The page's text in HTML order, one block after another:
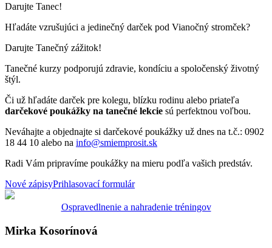
Darujte Tanec!
Hľadáte vzrušujúci a jedinečný darček pod Vianočný stromček?
Darujte Tanečný zážitok!
Tanečné kurzy podporujú zdravie, kondíciu a spoločenský životný
štýl.
Či už hľadáte darček pre kolegu, blízku rodinu alebo priateľa
darčekové poukážky na tanečné lekcie sú perfektnou voľbou.
Neváhajte a objednajte si darčekové poukážky už dnes na t.č.: 0902
18 44 10 alebo na info@smiemprosit.sk
Radi Vám pripravíme poukážky na mieru podľa vašich predstáv.
Nové zápisyPrihlasovací formulár
Ospravedlnenie a nahradenie tréningov
Mirka Kosorínová